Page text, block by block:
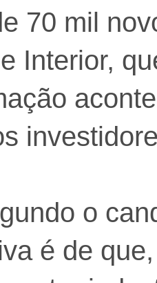
70 mil
Interior,
o
é de